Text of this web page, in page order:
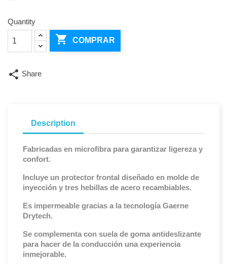
Quantity
 COMPRAR
share Share
Description
Fabricadas en microfibra para garantizar ligereza y
confort.
Incluye un protector frontal diseñado en molde de
inyección y tres hebillas de acero recambiables.
Es impermeable gracias a la tecnología Gaerne
Drytech.
Se complementa con suela de goma antideslizante
para hacer de la conducción una experiencia
inmejorable.